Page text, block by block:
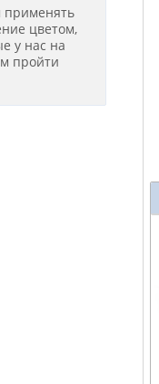
применять
цветом,
у нас на
пройти